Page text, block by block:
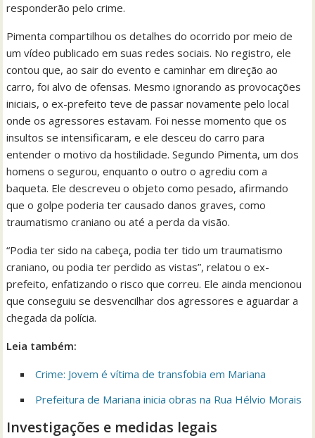
responderão pelo crime.
Pimenta compartilhou os detalhes do ocorrido por meio de
um vídeo publicado em suas redes sociais. No registro, ele
contou que, ao sair do evento e caminhar em direção ao
carro, foi alvo de ofensas. Mesmo ignorando as provocações
iniciais, o ex-prefeito teve de passar novamente pelo local
onde os agressores estavam. Foi nesse momento que os
insultos se intensificaram, e ele desceu do carro para
entender o motivo da hostilidade. Segundo Pimenta, um dos
homens o segurou, enquanto o outro o agrediu com a
baqueta. Ele descreveu o objeto como pesado, afirmando
que o golpe poderia ter causado danos graves, como
traumatismo craniano ou até a perda da visão.
“Podia ter sido na cabeça, podia ter tido um traumatismo
craniano, ou podia ter perdido as vistas”, relatou o ex-
prefeito, enfatizando o risco que correu. Ele ainda mencionou
que conseguiu se desvencilhar dos agressores e aguardar a
chegada da polícia.
Leia também:
Crime: Jovem é vítima de transfobia em Mariana
Prefeitura de Mariana inicia obras na Rua Hélvio Morais
Investigações e medidas legais